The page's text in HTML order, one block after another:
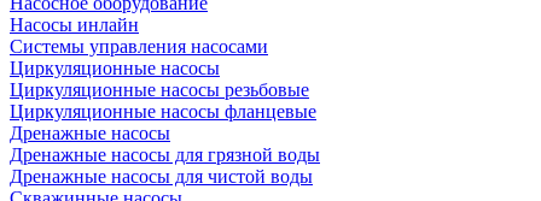
Насосы инлайн
Системы управления насосами
Циркуляционные насосы
Циркуляционные насосы резьбовые
Циркуляционные насосы фланцевые
Дренажные насосы
Дренажные насосы для грязной воды
Дренажные насосы для чистой воды